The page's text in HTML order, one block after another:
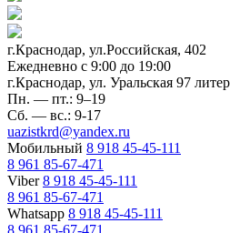
г.Краснодар, ул.Российская, 402
Ежедневно c 9:00 до 19:00
г.Краснодар, ул. Уральская 97
Пн. — пт.: 9–19
Сб. — вс.: 9-17
uazistkrd@yandex.ru
Мобильный 8 918 45-45-111
8 961 85-67-471
Viber8 918 45-45-111
8 961 85-67-471
Whatsapp 8 918 45-45-111
8 961 85-67-471